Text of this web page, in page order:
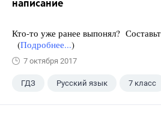
написание
Кто-то уже ранее выпонял?
(Подробнее...)
7 октября 2017
ГДЗ Русский язык 7 класс